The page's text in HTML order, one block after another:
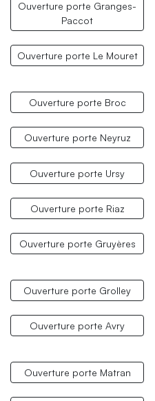
Ouverture porte Granges-
Paccot
Ouverture porte Le Mouret
Ouverture porte Broc
Ouverture porte Neyruz
Ouverture porte Ursy
Ouverture porte Riaz
Ouverture porte Gruyères
Ouverture porte Grolley
Ouverture porte Avry
Ouverture porte Matran